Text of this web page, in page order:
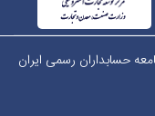
حسابداران رسمی ایران